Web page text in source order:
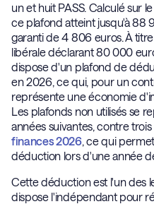
un et huit PASS. Calculé sur
ce plafond atteint jusqu'à 88
garanti de 4 806 euros. À
libérale déclarant 80 000
dispose d'un plafond de
en 2026, ce qui, pour un
représente une économie
Les plafonds non utilisés se
années suivantes, contre
finances 2026, ce qui
déduction lors d'une année
Cette déduction est l'un des
dispose l'indépendant pour